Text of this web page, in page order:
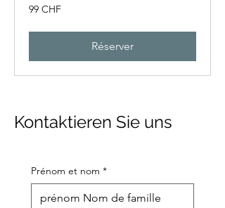
99
francs
99 CHF
Réserver
Kontaktieren Sie uns
Prénom et nom *